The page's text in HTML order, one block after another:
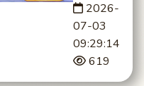
2026-
07-03
09:29:14
619